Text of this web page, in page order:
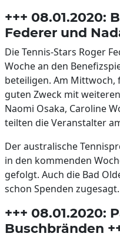
+++
Federer und
Die Tennis-Stars Roger
Woche an den
beteiligen. Am
guten Zweck mit
Naomi Osaka, Caroline
teilten die Veranstalter
Der australische
in den kommenden
gefolgt. Auch die Bad
schon Spenden zugesagt.
+++
Buschbränden